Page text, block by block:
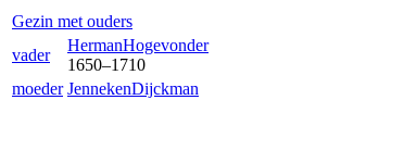
Gezin met ouders
vader
HermanHogevonder
1650–1710
moeder JennekenDijckman